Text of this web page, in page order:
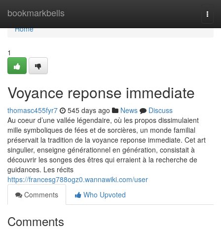
bookmarkbells
Home
Home
1
Voyance reponse immediate
thomasc455fyr7 545 days ago News
Discuss
Au coeur d’une vallée légendaire, où les propos dissimulaient
mille symboliques de fées et de sorcières, un monde familial
préservait la tradition de la voyance reponse immediate. Cet art
singulier, enseigne générationnel en génération, consistait à
découvrir les songes des êtres qui erraient à la recherche de
guidances. Les récits
https://francesg788ogz0.wannawiki.com/user
Comments
Who Upvoted
Comments